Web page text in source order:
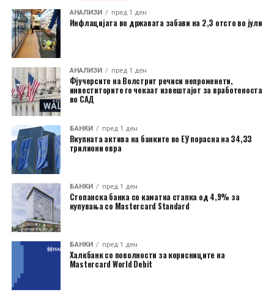
АНАЛИЗИ пред 1 ден
Инфлацијата во државата забави на 2,3 отсто во јули
АНАЛИЗИ пред 1 ден
Фјучерсите на Волстрит речиси непроменети,
инвеститорите го чекаат извештајот за вработеноста
во САД
БАНКИ пред 1 ден
Вкупната актива на банките во ЕУ порасна на 34,33
трилиони евра
БАНКИ пред 1 ден
Стопанска банка со каматна стапка од 4,9% за
купувања со Mastercard Standard
БАНКИ пред 1 ден
Халкбанк со поволности за корисниците на
Mastercard World Debit